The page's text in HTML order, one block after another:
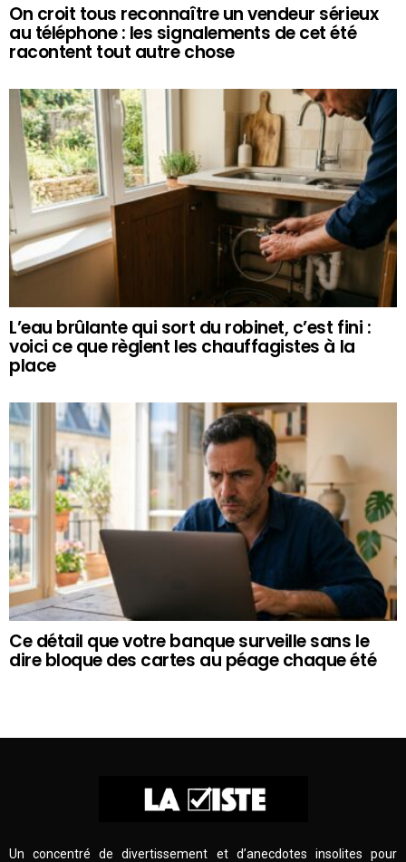
On croit tous reconnaître un vendeur sérieux
au téléphone : les signalements de cet été
racontent tout autre chose
L’eau brûlante qui sort du robinet, c’est fini :
voici ce que règlent les chauffagistes à la
place
Ce détail que votre banque surveille sans le
dire bloque des cartes au péage chaque été
Un concentré de divertissement et d’anecdotes insolites pour